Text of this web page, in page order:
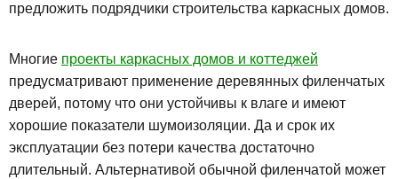
предложить подрядчики строительства каркасных домов.
Многие проекты каркасных домов и коттеджей
предусматривают применение деревянных филенчатых
дверей, потому что они устойчивы к влаге и имеют
хорошие показатели шумоизоляции. Да и срок их
эксплуатации без потери качества достаточно
длительный. Альтернативой обычной филенчатой может